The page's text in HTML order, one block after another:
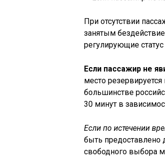
При отсутствии
занятым
регулирующие
Если пассажир не
место
большинстве
30 минут в
Если по истечении
быть предоставлено
свободного выбора